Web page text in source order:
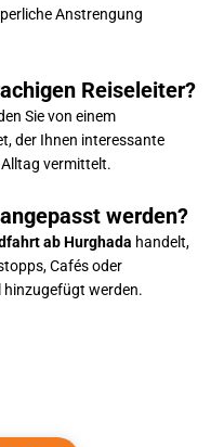
Anstrengung
Reiseleiter?
Sie von einem
der Ihnen interessante
vermittelt.
werden?
ab Hurghada handelt,
Cafés oder
hinzugefügt werden.